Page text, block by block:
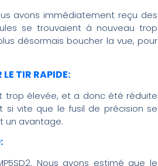
avons immédiatement reçu des
se trouvaient à nouveau trop
désormais boucher la vue, pour
TIR RAPIDE:
trop élevée, et a donc été réduite
si vite que le fusil de précision se
un avantage.
Nous avons estimé que le